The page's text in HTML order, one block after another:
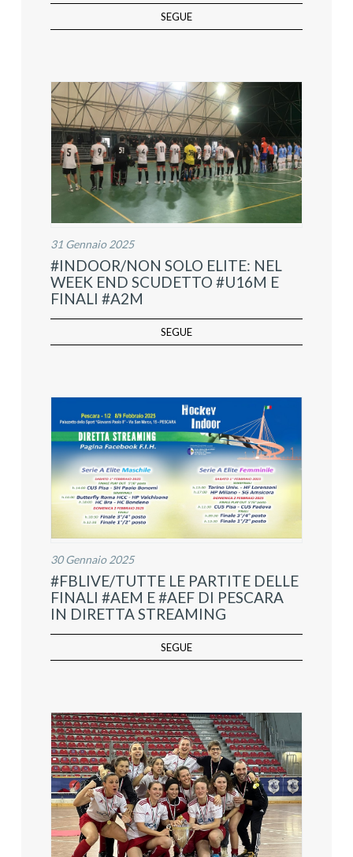
SEGUE
31 Gennaio 2025
#INDOOR/NON SOLO ELITE: NEL
WEEK END SCUDETTO #U16M E
FINALI #A2M
SEGUE
30 Gennaio 2025
#FBLIVE/TUTTE LE PARTITE DELLE
FINALI #AEM E #AEF DI PESCARA
IN DIRETTA STREAMING
SEGUE